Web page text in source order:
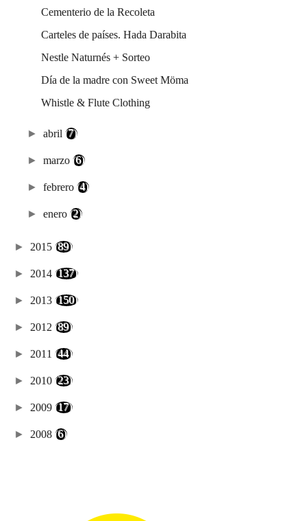
Cementerio de la Recoleta
Carteles de países. Hada Darabita
Nestle Naturnés + Sorteo
Día de la madre con Sweet Möma
Whistle & Flute Clothing
►abril(7)
►marzo(6)
►febrero(4)
►enero(2)
► 2015 (89)
► 2014 (137)
► 2013 (150)
► 2012 (89)
► 2011 (44)
► 2010 (23)
► 2009 (17)
► 2008 (6)